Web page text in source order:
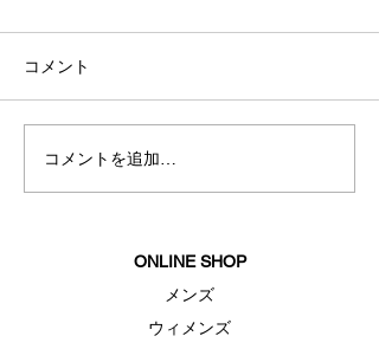
BsGravityグリーティング
イベント
コメント
コメントを追加…
ONLINE SHOP
メンズ
ウィメンズ